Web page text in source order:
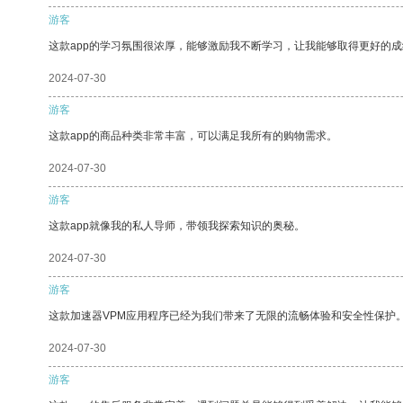
游客
这款app的学习氛围很浓厚，能够激励我不断学习，让我能够取得更好的
2024-07-30
游客
这款app的商品种类非常丰富，可以满足我所有的购物需求。
2024-07-30
游客
这款app就像我的私人导师，带领我探索知识的奥秘。
2024-07-30
游客
这款加速器VPM应用程序已经为我们带来了无限的流畅体验和安全性保护
2024-07-30
游客